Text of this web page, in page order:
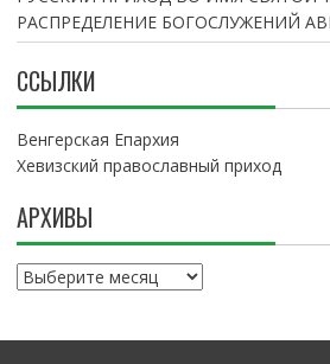
РАСПРЕДЕЛЕНИЕ БОГОСЛУЖЕНИЙ
ССЫЛКИ
Венгерская Епархия
Хевизский православный приход
АРХИВЫ
А